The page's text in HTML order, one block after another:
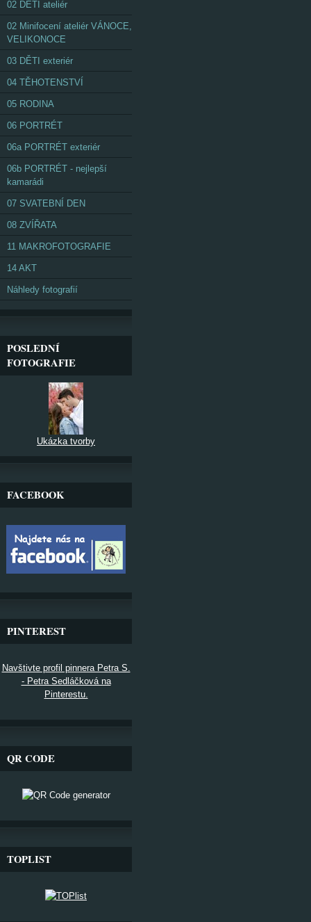
02 DĚTI ateliér
02 Minifocení ateliér VÁNOCE,
VELIKONOCE
03 DĚTI exteriér
04 TĚHOTENSTVÍ
05 RODINA
06 PORTRÉT
06a PORTRÉT exteriér
06b PORTRÉT - nejlepší
kamarádi
07 SVATEBNÍ DEN
08 ZVÍŘATA
11 MAKROFOTOGRAFIE
14 AKT
Náhledy fotografií
POSLEDNÍ
FOTOGRAFIE
Ukázka tvorby
FACEBOOK
PINTEREST
Navštivte profil pinnera Petra S.
- Petra Sedláčková na
Pinterestu.
QR CODE
TOPLIST